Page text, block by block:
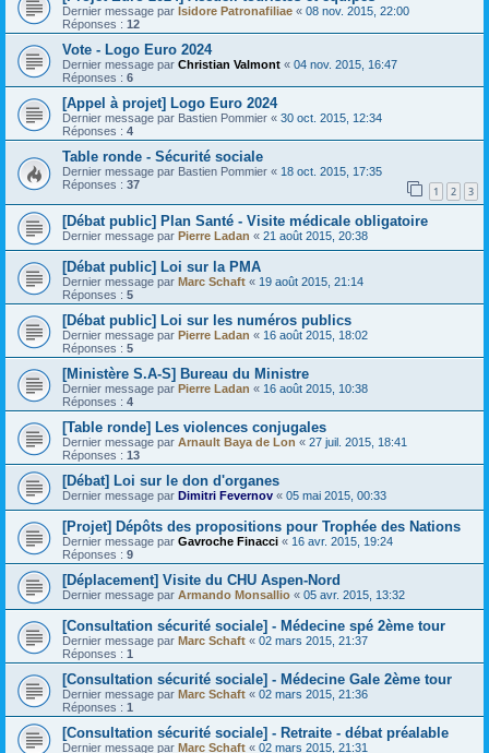
Dernier message par Isidore Patronafiliae « 08 nov. 2015, 22:00
Réponses : 12
Vote - Logo Euro 2024
Dernier message par Christian Valmont « 04 nov. 2015, 16:47
Réponses : 6
[Appel à projet] Logo Euro 2024
Dernier message par Bastien Pommier « 30 oct. 2015, 12:34
Réponses : 4
Table ronde - Sécurité sociale
Dernier message par Bastien Pommier « 18 oct. 2015, 17:35
Réponses : 37 1 2 3
[Débat public] Plan Santé - Visite médicale obligatoire
Dernier message par Pierre Ladan « 21 août 2015, 20:38
[Débat public] Loi sur la PMA
Dernier message par Marc Schaft « 19 août 2015, 21:14
Réponses : 5
[Débat public] Loi sur les numéros publics
Dernier message par Pierre Ladan « 16 août 2015, 18:02
Réponses : 5
[Ministère S.A-S] Bureau du Ministre
Dernier message par Pierre Ladan « 16 août 2015, 10:38
Réponses : 4
[Table ronde] Les violences conjugales
Dernier message par Arnault Baya de Lon « 27 juil. 2015, 18:41
Réponses : 13
[Débat] Loi sur le don d'organes
Dernier message par Dimitri Fevernov « 05 mai 2015, 00:33
[Projet] Dépôts des propositions pour Trophée des Nations
Dernier message par Gavroche Finacci « 16 avr. 2015, 19:24
Réponses : 9
[Déplacement] Visite du CHU Aspen-Nord
Dernier message par Armando Monsallio « 05 avr. 2015, 13:32
[Consultation sécurité sociale] - Médecine spé 2ème tour
Dernier message par Marc Schaft « 02 mars 2015, 21:37
Réponses : 1
[Consultation sécurité sociale] - Médecine Gale 2ème tour
Dernier message par Marc Schaft « 02 mars 2015, 21:36
Réponses : 1
[Consultation sécurité sociale] - Retraite - débat préalable
Dernier message par Marc Schaft « 02 mars 2015, 21:31